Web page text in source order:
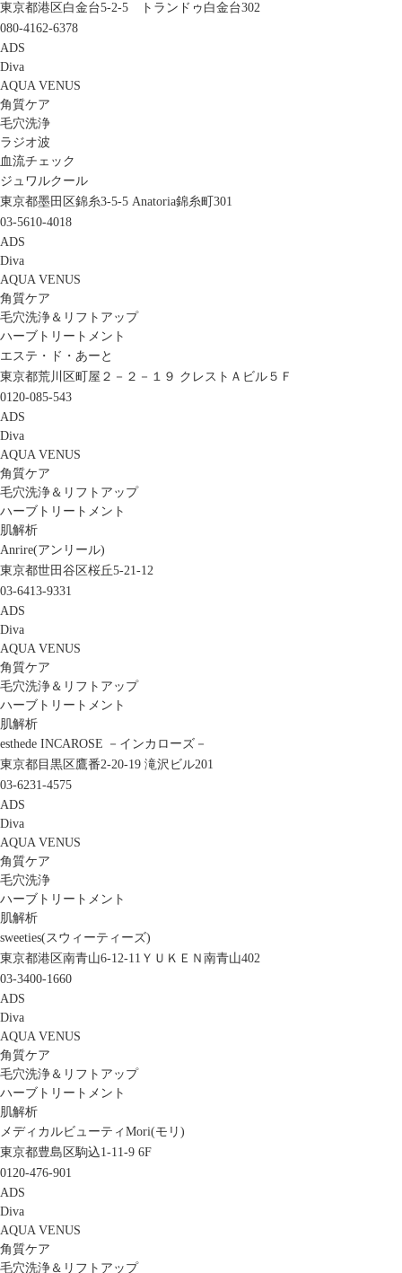
東京都港区白金台5-2-5 トランドゥ白金台302
080-4162-6378
ADS
Diva
AQUA VENUS
角質ケア
毛穴洗浄
ラジオ波
血流チェック
ジュワルクール
東京都墨田区錦糸3-5-5 Anatoria錦糸町301
03-5610-4018
ADS
Diva
AQUA VENUS
角質ケア
毛穴洗浄＆リフトアップ
ハーブトリートメント
エステ・ド・あーと
東京都荒川区町屋２－２－１９ クレストＡビル５Ｆ
0120-085-543
ADS
Diva
AQUA VENUS
角質ケア
毛穴洗浄＆リフトアップ
ハーブトリートメント
肌解析
Anrire(アンリール)
東京都世田谷区桜丘5-21-12
03-6413-9331
ADS
Diva
AQUA VENUS
角質ケア
毛穴洗浄＆リフトアップ
ハーブトリートメント
肌解析
esthede INCAROSE －インカローズ－
東京都目黒区鷹番2-20-19 滝沢ビル201
03-6231-4575
ADS
Diva
AQUA VENUS
角質ケア
毛穴洗浄
ハーブトリートメント
肌解析
sweeties(スウィーティーズ)
東京都港区南青山6-12-11ＹＵＫＥＮ南青山402
03-3400-1660
ADS
Diva
AQUA VENUS
角質ケア
毛穴洗浄＆リフトアップ
ハーブトリートメント
肌解析
メディカルビューティMori(モリ)
東京都豊島区駒込1-11-9 6F
0120-476-901
ADS
Diva
AQUA VENUS
角質ケア
毛穴洗浄＆リフトアップ